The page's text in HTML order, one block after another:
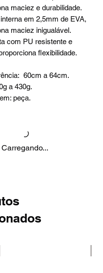
maciez e durabilidade.
em 2,5mm de EVA,
maciez inigualável.
com PU resistente e
flexibilidade.
60cm a 64cm.
a 430g.
peça.
Carregando...